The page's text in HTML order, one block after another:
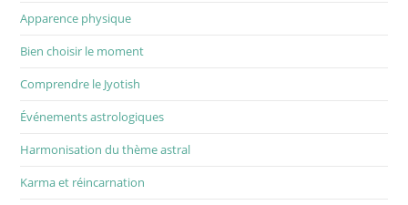
Apparence physique
Bien choisir le moment
Comprendre le Jyotish
Événements astrologiques
Harmonisation du thème astral
Karma et réincarnation